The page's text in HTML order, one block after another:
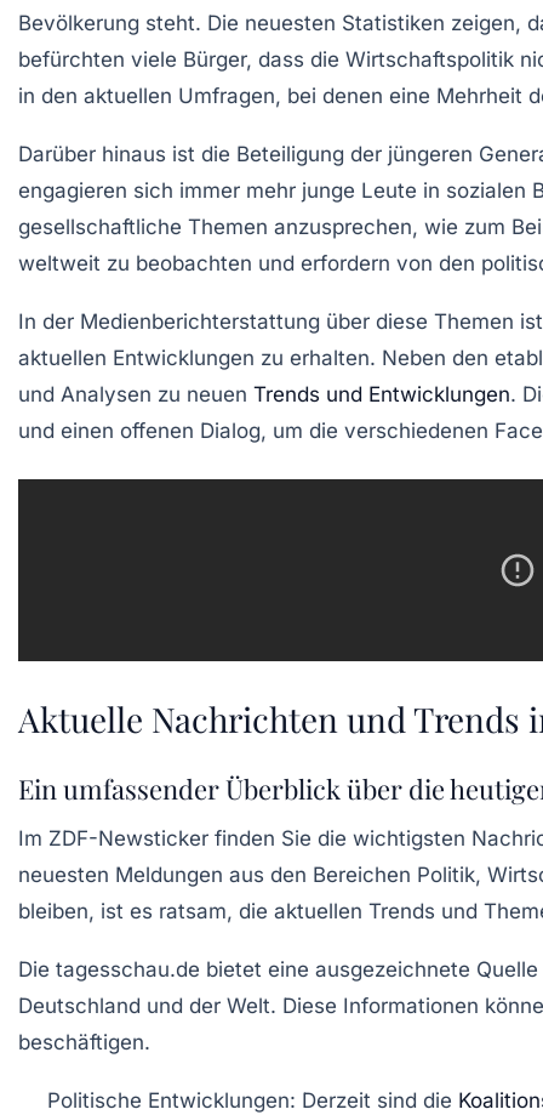
Bevölkerung steht. Die neuesten Statistiken zeigen,
befürchten viele Bürger, dass die Wirtschaftspolitik
in den aktuellen Umfragen, bei denen eine Mehrheit
Darüber hinaus ist die Beteiligung der jüngeren
engagieren sich immer mehr junge Leute in
gesellschaftliche Themen anzusprechen, wie zum
weltweit zu beobachten und erfordern von den
In der Medienberichterstattung über diese Themen
aktuellen Entwicklungen zu erhalten. Neben den
und Analysen zu neuen Trends und Entwicklungen.
und einen offenen Dialog, um die verschiedenen
Aktuelle Nachrichten und Trends
Ein umfassender Überblick über die
Im ZDF-Newsticker finden Sie die wichtigsten
neuesten Meldungen aus den Bereichen Politik,
bleiben, ist es ratsam, die aktuellen Trends und
Die tagesschau.de bietet eine ausgezeichnete
Deutschland und der Welt. Diese Informationen
beschäftigen.
Politische Entwicklungen: Derzeit sind die